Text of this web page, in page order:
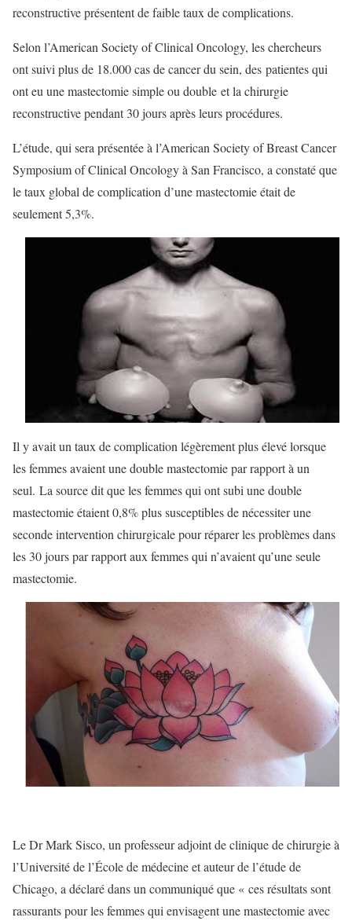
reconstructive présentent de faible taux de complications.
Selon l’American Society of Clinical Oncology, les chercheurs
ont suivi plus de 18.000 cas de cancer du sein, des patientes qui
ont eu une mastectomie simple ou double et la chirurgie
reconstructive pendant 30 jours après leurs procédures.
L’étude, qui sera présentée à l’American Society of Breast Cancer
Symposium of Clinical Oncology à San Francisco, a constaté que
le taux global de complication d’une mastectomie était de
seulement 5,3%.
Il y avait un taux de complication légèrement plus élevé lorsque
les femmes avaient une double mastectomie par rapport à un
seul. La source dit que les femmes qui ont subi une double
mastectomie étaient 0,8% plus susceptibles de nécessiter une
seconde intervention chirurgicale pour réparer les problèmes dans
les 30 jours par rapport aux femmes qui n’avaient qu’une seule
mastectomie.
Le Dr Mark Sisco, un professeur adjoint de clinique de chirurgie à
l’Université de l’École de médecine et auteur de l’étude de
Chicago, a déclaré dans un communiqué que « ces résultats sont
rassurants pour les femmes qui envisagent une mastectomie avec